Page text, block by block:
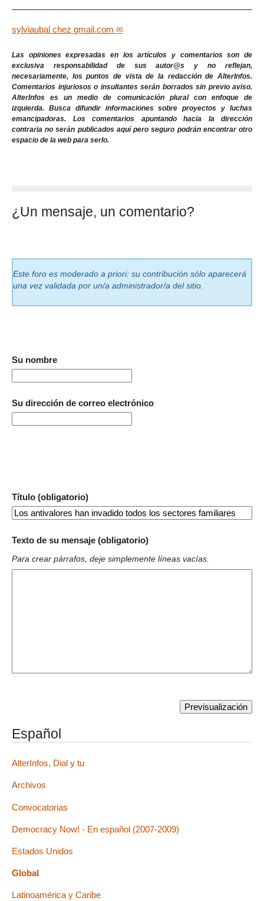
sylviaubal chez gmail.com
Las opiniones expresadas en los artículos y comentarios son de
exclusiva responsabilidad de sus autor@s y no reflejan,
necesariamente, los puntos de vista de la redacción de AlterInfos.
Comentarios injuriosos o insultantes serán borrados sin previo aviso.
AlterInfos es un medio de comunicación plural con enfoque de
izquierda. Busca difundir informaciones sobre proyectos y luchas
emancipadoras. Los comentarios apuntando hacia la dirección
contraria no serán publicados aquí pero seguro podrán encontrar otro
espacio de la web para serlo.
¿Un mensaje, un comentario?
Este foro es moderado a priori: su contribución sólo aparecerá
una vez validada por un/a administrador/a del sitio.
Su nombre
Su dirección de correo electrónico
Título (obligatorio)
Texto de su mensaje (obligatorio)
Para crear párrafos, deje simplemente líneas vacías.
Español
AlterInfos, Dial y tu
Archivos
Convocatorias
Democracy Now! - En español (2007-2009)
Estados Unidos
Global
Latinoamérica y Caribe